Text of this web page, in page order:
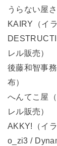
うらない屋
KAIRY（イ
レル販売）
後藤和智事
布）
へんてこ屋
レル販売）
AKKY!（イ
o_zi3 /